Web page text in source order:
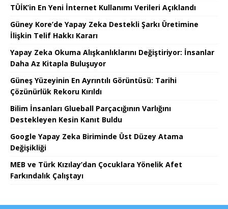
TÜİK’in En Yeni İnternet Kullanımı Verileri Açıklandı
Güney Kore’de Yapay Zeka Destekli Şarkı Üretimine
İlişkin Telif Hakkı Kararı
Yapay Zeka Okuma Alışkanlıklarını Değiştiriyor: İnsanlar
Daha Az Kitapla Buluşuyor
Güneş Yüzeyinin En Ayrıntılı Görüntüsü: Tarihi
Çözünürlük Rekoru Kırıldı
Bilim İnsanları Glueball Parçacığının Varlığını
Destekleyen Kesin Kanıt Buldu
Google Yapay Zeka Biriminde Üst Düzey Atama
Değişikliği
MEB ve Türk Kızılay’dan Çocuklara Yönelik Afet
Farkındalık Çalıştayı